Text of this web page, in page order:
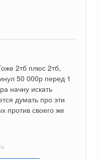
2тб плюс 2тб,
50 000р перед 1
начну искать
думать про эти
против своего же